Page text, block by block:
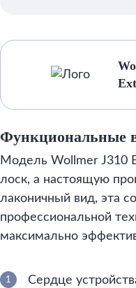
Функциональные
Модель Wollmer J310
лоск, а настоящую
лаконичный вид, эта
профессиональной
максимально
Сердце